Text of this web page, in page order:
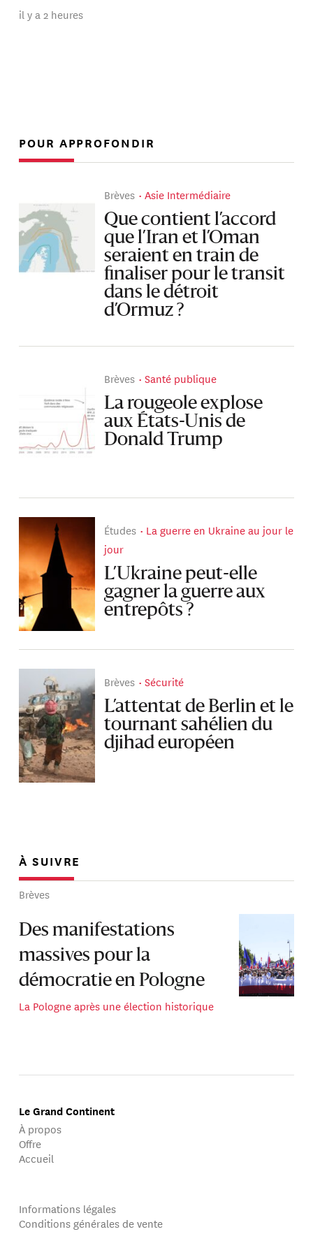
il y a 2 heures
POUR APPROFONDIR
Brèves Asie Intermédiaire
Que contient l’accord
que l’Iran et l’Oman
seraient en train de
finaliser pour le transit
dans le détroit
d’Ormuz ?
Brèves Santé publique
La rougeole explose
aux États-Unis de
Donald Trump
Études
La guerre en Ukraine au jour le
jour
L’Ukraine peut-elle
gagner la guerre aux
entrepôts ?
Brèves Sécurité
L’attentat de Berlin et le
tournant sahélien du
djihad européen
À SUIVRE
Brèves
Des manifestations
massives pour la
démocratie en Pologne
La Pologne après une élection historique
Le Grand Continent
À propos
Offre
Accueil
Informations légales
Conditions générales de vente